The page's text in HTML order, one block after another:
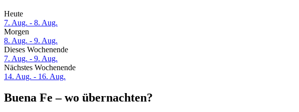
Heute
7. Aug. - 8. Aug.
Morgen
8. Aug. - 9. Aug.
Dieses Wochenende
7. Aug. - 9. Aug.
Nächstes Wochenende
14. Aug. - 16. Aug.
Buena Fe – wo übernachten?